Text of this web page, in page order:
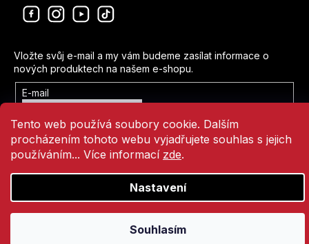
Tento web používá soubory cookie. Dalším
procházením tohoto webu vyjadřujete souhlas s jejich
používáním... Více informací zde.
Nastavení
Souhlasím
Odebírat newsletter
Vložte svůj e-mail a my vám budeme zasílat informace o
nových produktech na našem e-shopu.
E-mail
Vložením e-mailu souhlasíte s
podmínkami ochrany osobních údajů
Copyright 2026Comics Point. Všechna práva vyhrazena.